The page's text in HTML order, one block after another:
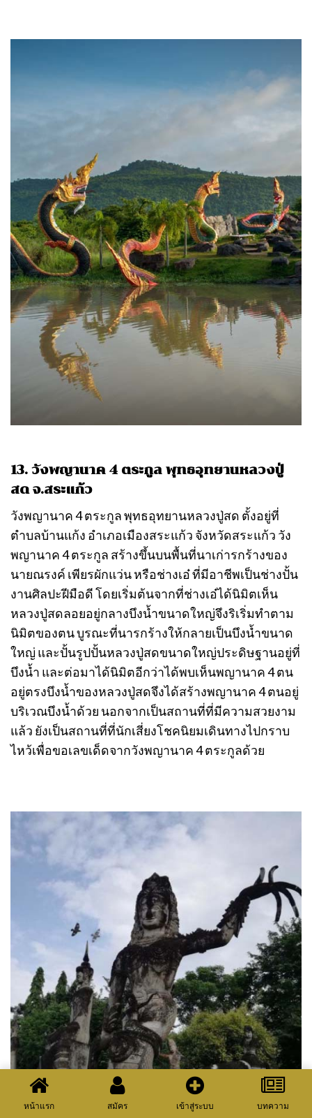
13. วังพญานาค 4 ตระกูล พุทธอุทยานหลวงปู่
สด จ.สระแก้ว
วังพญานาค 4 ตระกูล พุทธอุทยานหลวงปู่สด ตั้งอยู่ที่
ตำบลบ้านแก้ง อำเภอเมืองสระแก้ว จังหวัดสระแก้ว วัง
พญานาค 4 ตระกูล สร้างขึ้นบนพื้นที่นาเก่ารกร้างของ
นายณรงค์ เพียรผักแว่น หรือช่างเอ๋ ที่มีอาชีพเป็นช่างปั้น
งานศิลปะฝีมือดี โดยเริ่มต้นจากที่ช่างเอ๋ได้นิมิตเห็น
หลวงปู่สดลอยอยู่กลางบึงน้ำขนาดใหญ่จึงริเริ่มทำตาม
นิมิตของตน บูรณะที่นารกร้างให้กลายเป็นบึงน้ำขนาด
ใหญ่ และปั้นรูปปั้นหลวงปู่สดขนาดใหญ่ประดิษฐานอยู่ที่
บึงน้ำ และต่อมาได้นิมิตอีกว่าได้พบเห็นพญานาค 4 ตน
อยู่ตรงบึงน้ำของหลวงปู่สดจึงได้สร้างพญานาค 4 ตนอยู่
บริเวณบึงน้ำด้วย นอกจากเป็นสถานที่ที่มีความสวยงาม
แล้ว ยังเป็นสถานที่ที่นักเสี่ยงโชคนิยมเดินทางไปกราบ
ไหว้เพื่อขอเลขเด็ดจากวังพญานาค 4 ตระกูลด้วย
หน้าแรก สมัคร เข้าสู่ระบบ บทความ